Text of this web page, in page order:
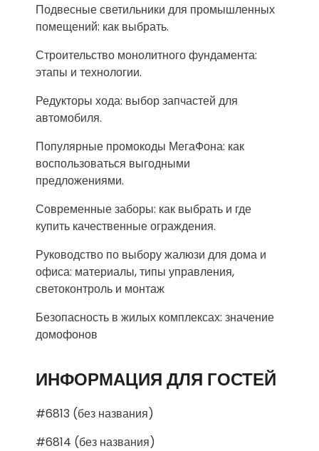
Подвесные светильники для промышленных
помещений: как выбрать.
Строительство монолитного фундамента:
этапы и технологии.
Редукторы хода: выбор запчастей для
автомобиля.
Популярные промокоды МегаФона: как
воспользоваться выгодными
предложениями.
Современные заборы: как выбрать и где
купить качественные ограждения.
Руководство по выбору жалюзи для дома и
офиса: материалы, типы управления,
светоконтроль и монтаж
Безопасность в жилых комплексах: значение
домофонов
ИНФОРМАЦИЯ ДЛЯ ГОСТЕЙ
#6813 (без названия)
#6814 (без названия)